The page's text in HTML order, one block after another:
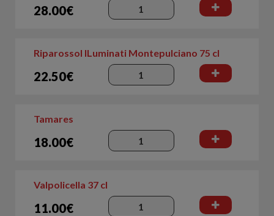
28.00€
RiparossoI lLuminati Montepulciano 75 cl
22.50€
Tamares
18.00€
Valpolicella 37 cl
11.00€